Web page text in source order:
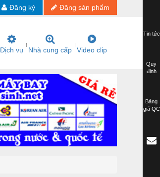
Đăng sản phẩm
Đăng ký
Dịch vụ Nhà cung cấp Video clip
Tin tức
Quy
định
Bảng
giá QC